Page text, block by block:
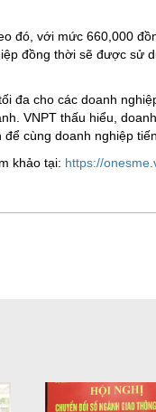
đó, với mức 660,000
đồng thời sẽ được sử
đa cho các doanh
VNPT thấu hiểu,
cùng doanh nghiệp
khảo tại: https://